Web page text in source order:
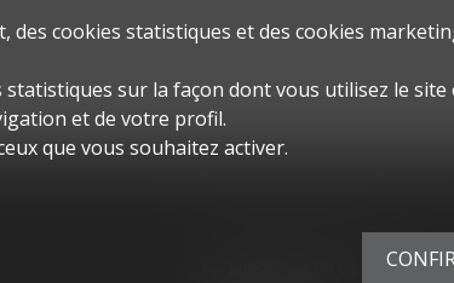
Restez connecté
Ne laissez aucun bien vous
cookies statistiques et des cookies
sur la façon dont vous utilisez le site
et de votre profil.
que vous souhaitez activer.